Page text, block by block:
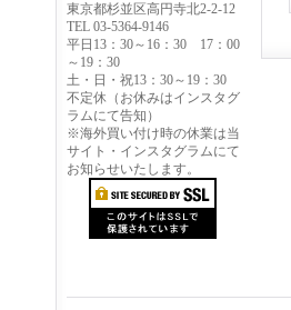
東京都杉並区高円寺北2-2-12
TEL 03-5364-9146
平日13：30～16：30 17：00
～19：30
土・日・祝13：30～19：30
不定休（お休みはインスタグ
ラムにて告知）
※海外買い付け時の休業は当
サイト・インスタグラムにて
お知らせいたします。